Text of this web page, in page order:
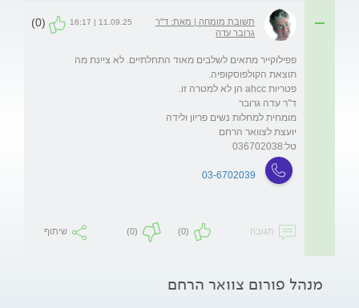
תשובת מומחה | מאת: ד"ר
גרובר עדה
11.09.25 | 16:17
(0)
פפילוקייר מתאים לשלבים מאוד התחלתיים. לא ציינת מה
טל:036702038
03-6702039
תגובה (0)
(0) שיתוף
מנהל פורום צוואר הרחם